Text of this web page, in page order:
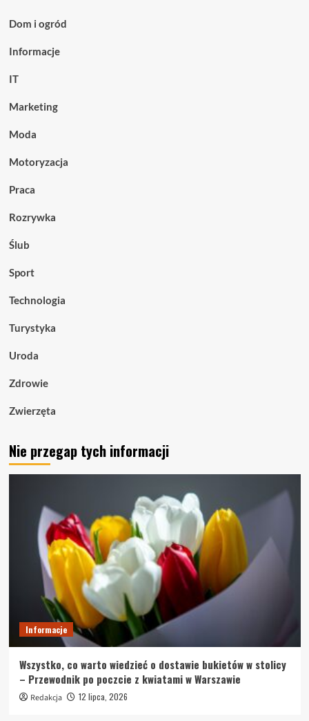
Dom i ogród
Informacje
IT
Marketing
Moda
Motoryzacja
Praca
Rozrywka
Ślub
Sport
Technologia
Turystyka
Uroda
Zdrowie
Zwierzęta
Nie przegap tych informacji
Informacje
Wszystko, co warto wiedzieć o dostawie bukietów w stolicy
– Przewodnik po poczcie z kwiatami w Warszawie
Redakcja 12 lipca, 2026